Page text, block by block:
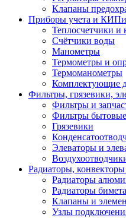
Клапаны
Приборы учета и
Теплосчетчики
Счётчики воды
Манометры
Термометры и
Термоманометры
Комплектующие
Фильтры, грязевики,
Фильтры и
Фильтры
Грязевики
Элеваторы и
Радиаторы,
Радиаторы
Радиаторы
Клапаны и
Узлы